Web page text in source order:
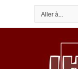
contenu
Aller à...